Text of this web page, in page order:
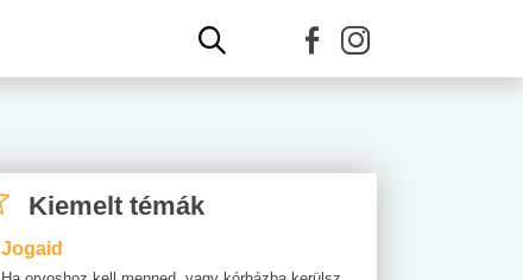
Kiemelt témák
Jogaid